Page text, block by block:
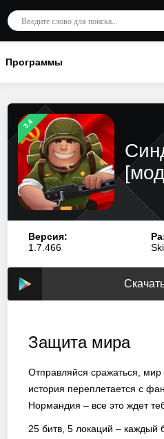
Программы
3.4
Версия:
1.7.466
Защита мира
Отправляйся сражаться,
история переплетается с
Нормандия – все это ждет
25 битв, 5 локаций – каждый